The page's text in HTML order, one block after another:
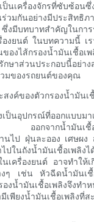
ป็นเครื่องจักรที่ซับซ้อนซึ่
วมกันอย่างมีประสิทธิ
งมีบทบาทสำคัญในการ
องยนต์ ในบทความนี้ เร
ของไส้กรองน้ำมันเชื้
กษาส่วนประกอบนี้อย่าง
มของรถยนต์ของคุณ
งค์ของตัวกรองน้ำมันเ
เป็นอุปกรณ์ที่ออกแบบม
ออกจากน้ำมันเชื้อเ
านไป ฝุ่นละออง เศษผ
ปในถังน้ำมันเชื้อเพลิง
นเครื่องยนต์ อาจทำให้เ
งๆ เช่น หัวฉีดน้ำมันเชื้
งน้ำมันเชื้อเพลิงจึงทำ
พียงน้ำมันเชื้อเพลิงที่ส